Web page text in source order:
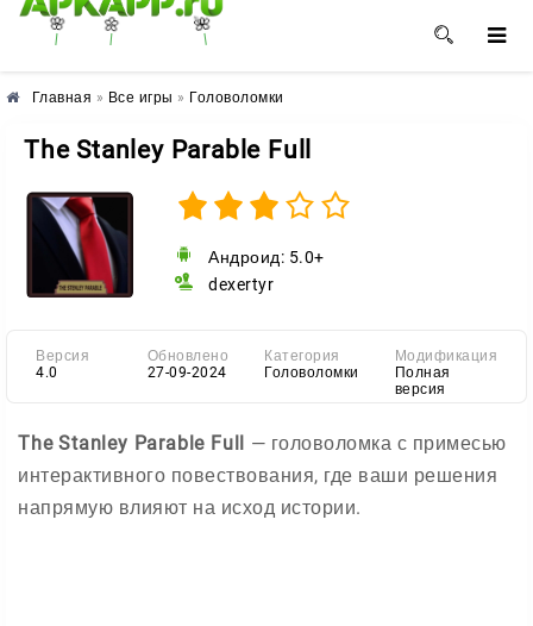
🌸 🌼 🌺
Главная » Все игры » Головоломки
The Stanley Parable Full
Андроид: 5.0+
dexertyr
Версия
4.0
Обновлено
27-09-2024
Категория
Головоломки
Модификация
Полная
версия
The Stanley Parable Full — головоломка с примесью
интерактивного повествования, где ваши решения
напрямую влияют на исход истории.